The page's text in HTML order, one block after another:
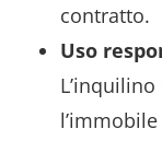
contratto.
Uso